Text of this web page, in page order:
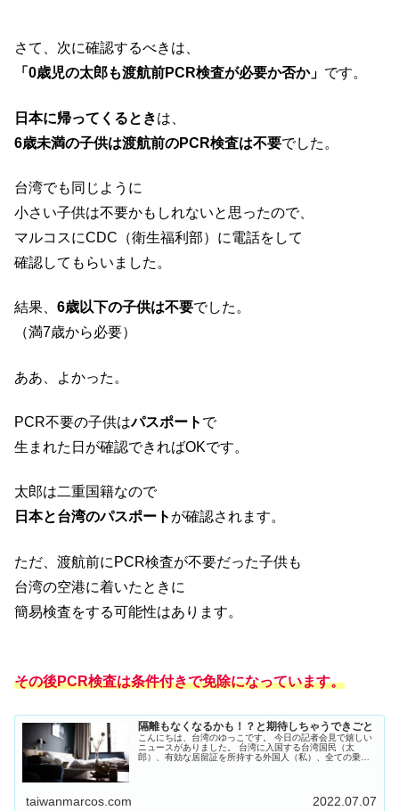
さて、次に確認するべきは、
「0歳児の太郎も渡航前PCR検査が必要か否か」 です。
日本に帰ってくるときは、
6歳未満の子供は渡航前のPCR検査は不要でした。
台湾でも同じように
小さい子供は不要かもしれないと思ったので、
マルコスにCDC（衛生福利部）に電話をして
確認してもらいました。
結果、 6歳以下の子供は不要でした。
（満7歳から必要）
ああ、よかった。
PCR不要の子供はパスポート で
生まれた日が確認できればOKです。
太郎は二重国籍なので
日本と台湾のパスポート が確認されます。
ただ、渡航前にPCR検査が不要だった子供も
台湾の空港に着いたときに
簡易検査をする可能性はあります。
その後PCR検査は条件付きで免除になっています。
隔離もなくなるかも！？と期待しちゃうできごと
こんにちは、台湾のゆっこです。 今日の記者会見で嬉しい
ニュースがありました。 台湾に入国する台湾国民（太
郎）、有効な居留証を所持する外国人（私）、全ての乗り
taiwanmarcos.com 2022.07.07